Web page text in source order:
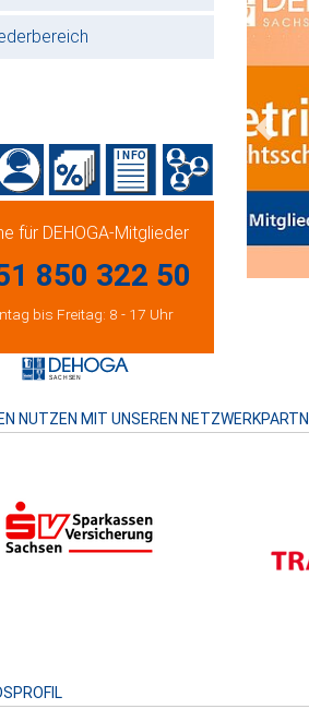
für DEHOGA-Mitglieder
850 322 50
bis Freitag: 8 - 17 Uhr
NUTZEN MIT UNSEREN